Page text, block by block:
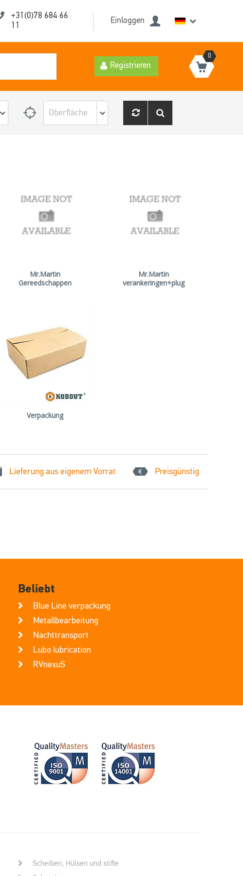
+31(0)78 684 66
11
Einloggen
Registrieren
0
Mr.Martin
Gereedschappen
Mr.Martin
verankeringen+plug
Verpackung
Lieferung aus eigenem Vorrat Preisgünstig
Beliebt
Blue Line verpackung
Metallbearbeitung
Nachttransport
Lubo lubrication
RVnexuS
Scheiben, Hülsen und stifte